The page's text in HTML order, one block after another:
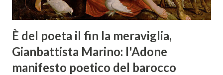
È del poeta il fin la meraviglia,
Gianbattista Marino: l'Adone
manifesto poetico del barocco